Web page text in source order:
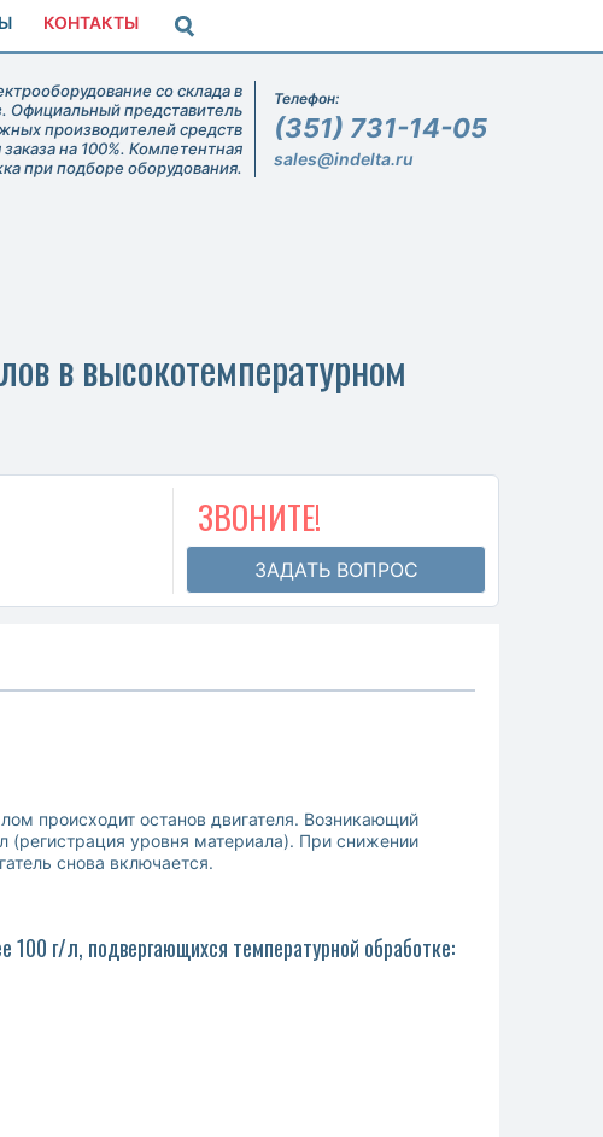
КОНТАКТЫ
со склада в
Официальный представитель
производителей средств
на 100%. Компетентная
при подборе оборудования.
Телефон:
(351) 731-14-05
sales@indelta.ru
в высокотемпературном
ЗВОНИТЕ!
ЗАДАТЬ ВОПРОС
происходит останов двигателя. Возникающий
(регистрация уровня материала). При снижении
снова включается.
г/л, подвергающихся температурной обработке: